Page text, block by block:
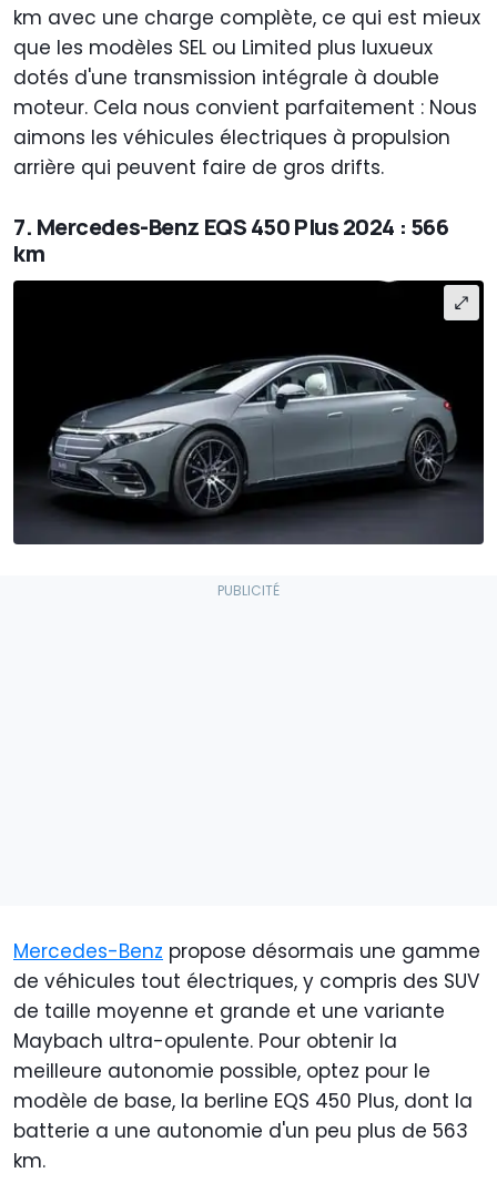
km avec une charge complète, ce qui est mieux
que les modèles SEL ou Limited plus luxueux
dotés d'une transmission intégrale à double
moteur. Cela nous convient parfaitement : Nous
aimons les véhicules électriques à propulsion
arrière qui peuvent faire de gros drifts.
7. Mercedes-Benz EQS 450 Plus 2024 : 566
km
Mercedes-Benz propose désormais une gamme
de véhicules tout électriques, y compris des SUV
de taille moyenne et grande et une variante
Maybach ultra-opulente. Pour obtenir la
meilleure autonomie possible, optez pour le
modèle de base, la berline EQS 450 Plus, dont la
batterie a une autonomie d'un peu plus de 563
km.